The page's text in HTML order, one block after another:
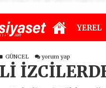
YEREL
GÜNCEL yorum yap